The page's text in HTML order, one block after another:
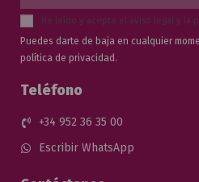
He leído y acepto el aviso legal y la
Puedes darte de baja en cualquier
política de privacidad.
Teléfono
+34 952 36 35 00
Escribir WhatsApp